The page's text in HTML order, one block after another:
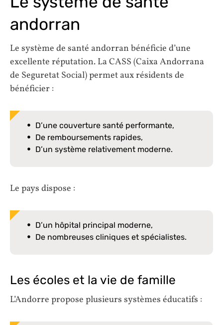
andorran
Le système de santé andorran bénéficie d’une
excellente réputation. La CASS (Caixa Andorrana
de Seguretat Social) permet aux résidents de
bénéficier :
D’une couverture santé performante,
De remboursements rapides,
D’un système relativement moderne.
Le pays dispose :
D’un hôpital principal moderne,
De nombreuses cliniques et spécialistes.
Les écoles et la vie de famille
L’Andorre propose plusieurs systèmes éducatifs :